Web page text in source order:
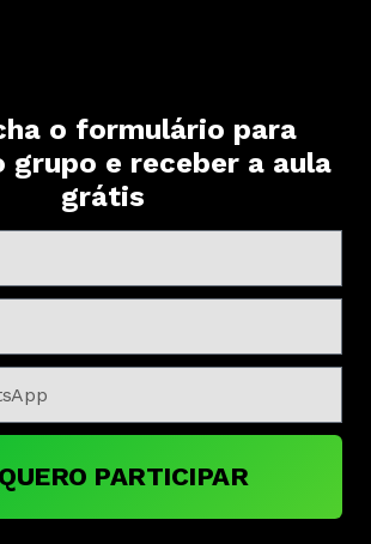
o formulário para
grupo e receber a aula
grátis
PARTICIPAR